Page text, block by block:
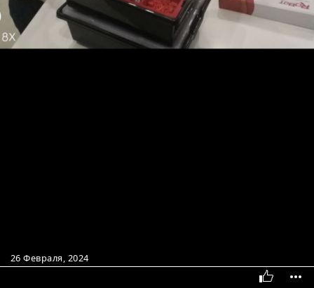
26 Февраля, 2024